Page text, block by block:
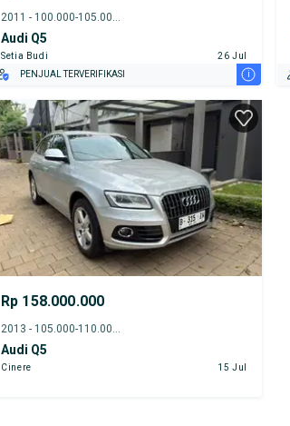
2011 - 100.000-105.000 km
Audi Q5
Setia Budi
26 Jul
PENJUAL TERVERIFIKASI
i
Rp 158.000.000
Audi Q5
Cinere 15 Jul